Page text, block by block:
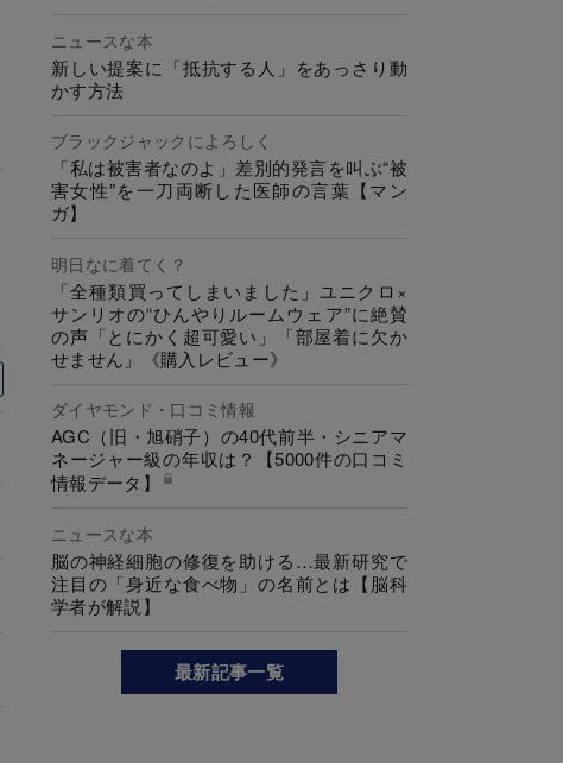
ニュースな本
新しい提案に「抵抗する人」をあっさり動
かす方法
ブラックジャックによろしく
「私は被害者なのよ」差別的発言を叫ぶ“被
害女性”を一刀両断した医師の言葉【マン
ガ】
明日なに着てく？
「全種類買ってしまいました」ユニクロ×
サンリオの“ひんやりルームウェア”に絶賛
の声「とにかく超可愛い」「部屋着に欠か
せません」《購入レビュー》
ダイヤモンド・口コミ情報
AGC（旧・旭硝子）の40代前半・シニアマ
ネージャー級の年収は？【5000件の口コミ
情報データ】
ニュースな本
脳の神経細胞の修復を助ける…最新研究で
注目の「身近な食べ物」の名前とは【脳科
学者が解説】
最新記事一覧